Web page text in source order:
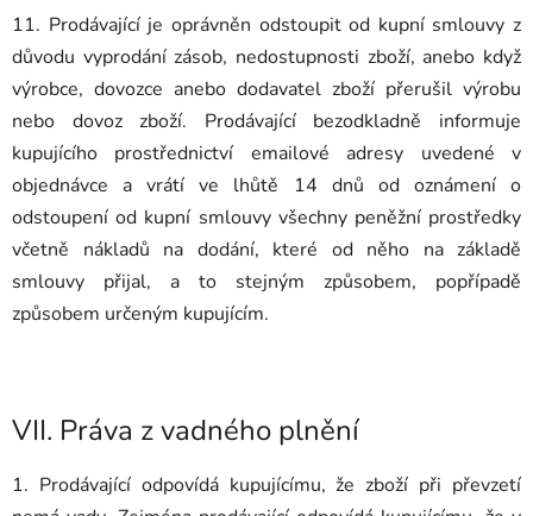
11. Prodávající je oprávněn odstoupit od kupní smlouvy z
důvodu vyprodání zásob, nedostupnosti zboží, anebo když
výrobce, dovozce anebo dodavatel zboží přerušil výrobu
nebo dovoz zboží. Prodávající bezodkladně informuje
kupujícího prostřednictví emailové adresy uvedené v
objednávce a vrátí ve lhůtě 14 dnů od oznámení o
odstoupení od kupní smlouvy všechny peněžní prostředky
včetně nákladů na dodání, které od něho na základě
smlouvy přijal, a to stejným způsobem, popřípadě
způsobem určeným kupujícím.
VII. Práva z vadného plnění
1. Prodávající odpovídá kupujícímu, že zboží při převzetí